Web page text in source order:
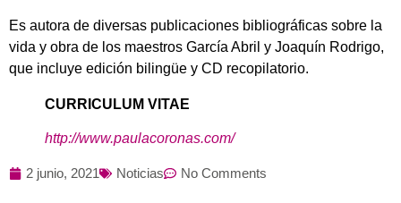
Es autora de diversas publicaciones bibliográficas sobre la
vida y obra de los maestros García Abril y Joaquín Rodrigo,
que incluye edición bilingüe y CD recopilatorio.
CURRICULUM VITAE
http://www.paulacoronas.com/
2 junio, 2021 Noticias No Comments